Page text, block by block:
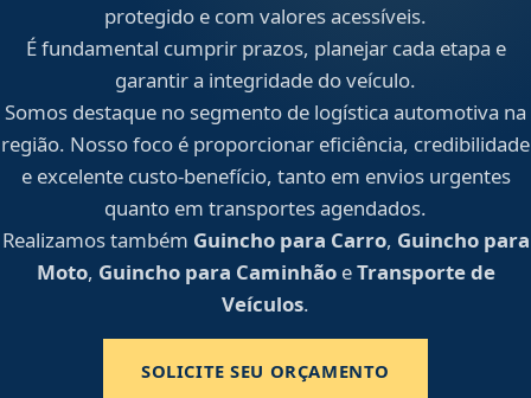
protegido e com valores acessíveis.
É fundamental cumprir prazos, planejar cada etapa e
garantir a integridade do veículo.
Somos destaque no segmento de logística automotiva na
região. Nosso foco é proporcionar eficiência, credibilidade
e excelente custo-benefício, tanto em envios urgentes
quanto em transportes agendados.
Realizamos também Guincho para Carro, Guincho para
Moto, Guincho para CaminhãoeTransporte de
Veículos.
SOLICITE SEU ORÇAMENTO